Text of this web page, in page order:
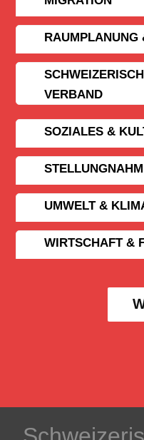
RAUMPLANUNG
VERBAND
SOZIALES &
UMWELT &
WIRTSCHAFT &